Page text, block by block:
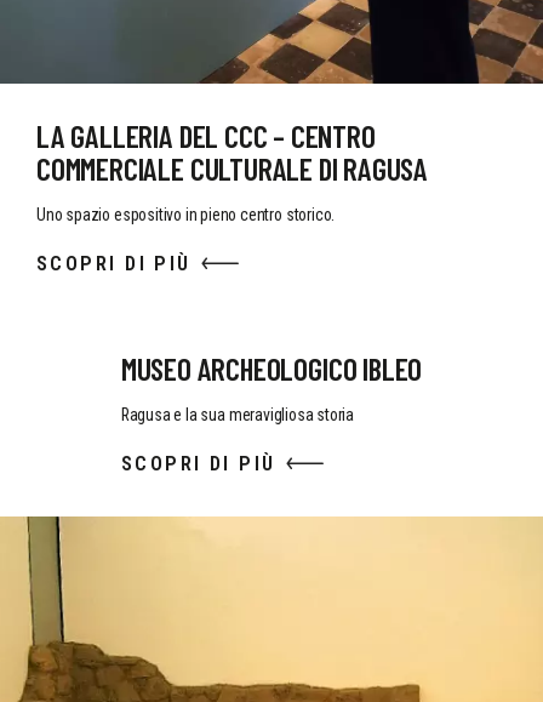
LA GALLERIA DEL CCC – CENTRO
COMMERCIALE CULTURALE DI RAGUSA
Uno spazio espositivo in pieno centro storico.
SCOPRI DI PIÙ
MUSEO ARCHEOLOGICO IBLEO
Ragusa e la sua meravigliosa storia
SCOPRI DI PIÙ